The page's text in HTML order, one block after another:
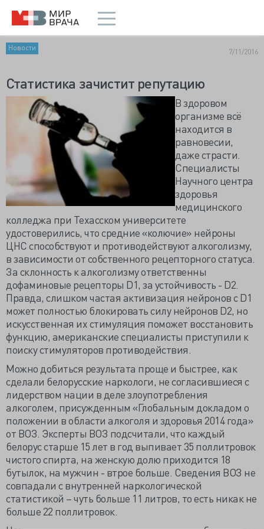
Новости 7/11/2016
Статистика зачистит репутацию
В здоровом
организме всё
находится в
равновесии,
даже страсти.
Специалисты
Научного центра
здоровья
медицинского
колледжа при Техасском университете
удостоверились, что средние «колючие» нейроны
ЦНС способствуют и противодействуют алкоголизму,
в зависимости от собственного рецепторного статуса.
За склонность к алкоголизму ответственны
дофаминовые рецепторы D1, за устойчивость - D2.
Правда, слишком частая активизация нейронов с D1
может полностью блокировать силу нейронов D2, но
искусственная их стимуляция поможет восстановить
функцию, американские специалисты приступили к
поиску стимуляторов противодействия.
Можно добиться результата проще и быстрее, как
сделали белорусские наркологи, не согласившиеся с
лидерством нации в деле злоупотребления
алкоголем, присужденным «Глобальным докладом о
положении в области алкоголя и здоровья 2014 года»
от ВОЗ. Эксперты ВОЗ подсчитали, что каждый
белорус старше 15 лет в год выпивает 35 поллитровок
чистого спирта, на женскую долю приходится 18
бутылок, на мужчин - втрое больше. Сведения ВОЗ не
совпадали с внутренней наркологической
статистикой – чуть больше 11 литров, то есть никак не
больше 22 поллитровок.